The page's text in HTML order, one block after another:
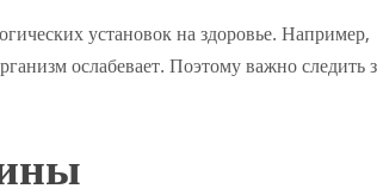
установок на здоровье. Например,
ослабевает. Поэтому важно следить